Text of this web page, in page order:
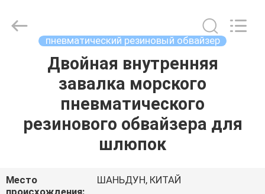
ТОВАРЫ
ВИДЕО
О
Supply
пневматический резиновый обвайзер
Двойная внутренняя
завалка морского
пневматического
резинового обвайзера для
шлюпок
Место
ШАНЬДУН, КИТАЙ